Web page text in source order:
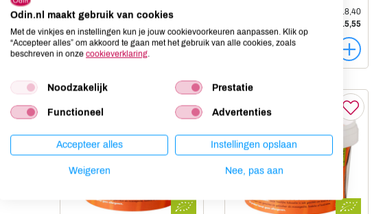
prijs
€ 12,49
€ 18,40
€ 15,55
Odin.nl maakt gebruik van cookies
Met de vinkjes en instellingen kun je jouw cookievoorkeuren aanpassen. Klik op
“Accepteer alles” om akkoord te gaan met het gebruik van alle cookies, zoals
beschreven in onze cookieverklaring.
Noodzakelijk Prestatie
Functioneel Advertenties
Accepteer alles Instellingen opslaan
Weigeren Nee, pas aan